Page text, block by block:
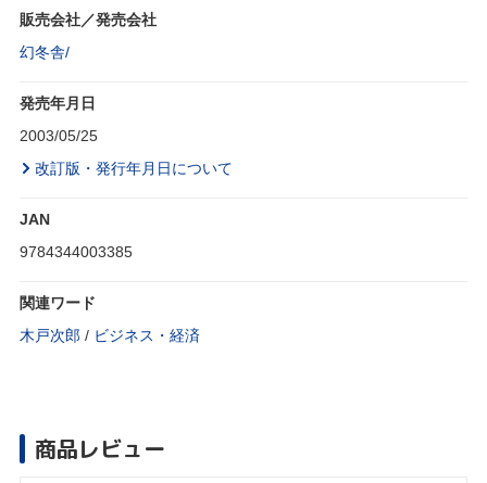
販売会社／発売会社
幻冬舎/
発売年月日
2003/05/25
改訂版・発行年月日について
JAN
9784344003385
関連ワード
木戸次郎 / ビジネス・経済
商品レビュー